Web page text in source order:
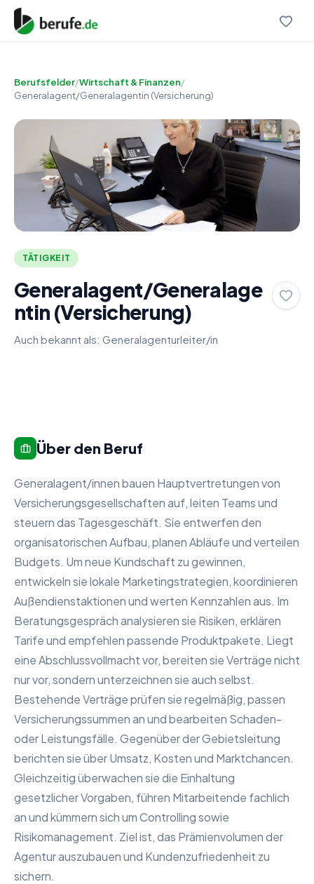
Berufsfelder/Wirtschaft & Finanzen/
Generalagent/Generalagentin (Versicherung)
TÄTIGKEIT
Generalagent/Generalage
ntin (Versicherung)
Auch bekannt als: Generalagenturleiter/in
Über den Beruf
Generalagent/innen bauen Hauptvertretungen von
Versicherungsgesellschaften auf, leiten Teams und
steuern das Tagesgeschäft. Sie entwerfen den
organisatorischen Aufbau, planen Abläufe und verteilen
Budgets. Um neue Kundschaft zu gewinnen,
entwickeln sie lokale Marketingstrategien, koordinieren
Außendienstaktionen und werten Kennzahlen aus. Im
Beratungsgespräch analysieren sie Risiken, erklären
Tarife und empfehlen passende Produktpakete. Liegt
eine Abschlussvollmacht vor, bereiten sie Verträge nicht
nur vor, sondern unterzeichnen sie auch selbst.
Bestehende Verträge prüfen sie regelmäßig, passen
Versicherungssummen an und bearbeiten Schaden-
oder Leistungsfälle. Gegenüber der Gebietsleitung
berichten sie über Umsatz, Kosten und Marktchancen.
Gleichzeitig überwachen sie die Einhaltung
gesetzlicher Vorgaben, führen Mitarbeitende fachlich
an und kümmern sich um Controlling sowie
Risikomanagement. Ziel ist, das Prämienvolumen der
Agentur auszubauen und Kundenzufriedenheit zu
sichern.